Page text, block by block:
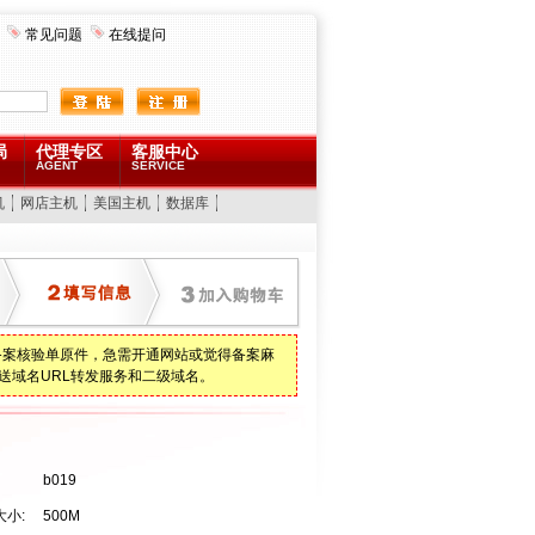
常见问题 在线提问
代理专区
AGENT
客服中心
SERVICE
网店主机 美国主机 数据库
核验单原件，急需开通网站或觉得备案麻
域名URL转发服务和二级域名。
b019
小: 500M